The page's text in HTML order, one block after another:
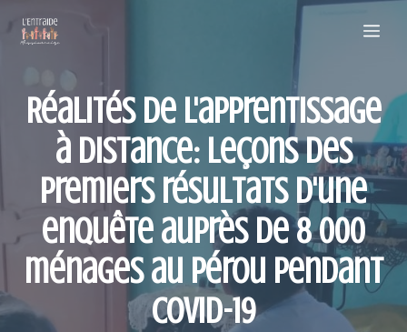
Réalités de l'apprentissage
à distance: leçons des
premiers résultats d'une
enquête auprès de 8 000
ménages au Pérou pendant
COVID-19